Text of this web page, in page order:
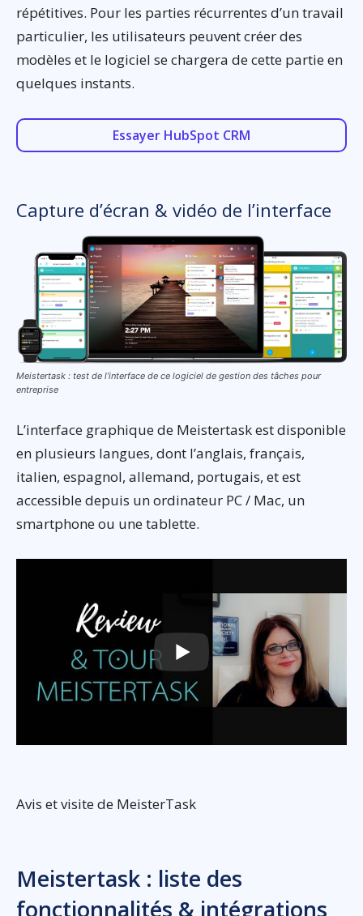
répétitives. Pour les parties récurrentes d’un travail
particulier, les utilisateurs peuvent créer des
modèles et le logiciel se chargera de cette partie en
quelques instants.
Essayer HubSpot CRM
Capture d’écran & vidéo de l’interface
Meistertask : test de l’interface de ce logiciel de gestion des tâches pour
entreprise
L’interface graphique de Meistertask est disponible
en plusieurs langues, dont l’anglais, français,
italien, espagnol, allemand, portugais, et est
accessible depuis un ordinateur PC / Mac, un
smartphone ou une tablette.
Avis et visite de MeisterTask
Meistertask : liste des
fonctionnalités & intégrations